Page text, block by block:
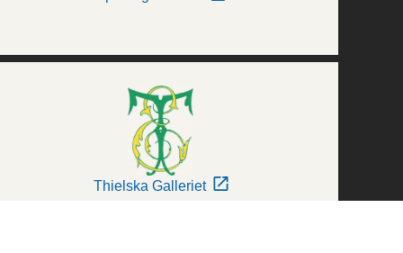
Thielska Galleriet